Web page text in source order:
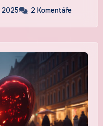
2025 2 Komentáře